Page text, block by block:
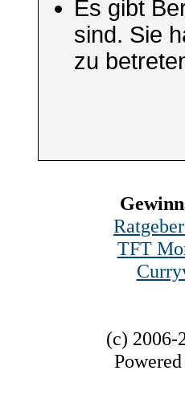
Es gibt
sind. Sie
zu
TFT
(c) 2006-
Powered